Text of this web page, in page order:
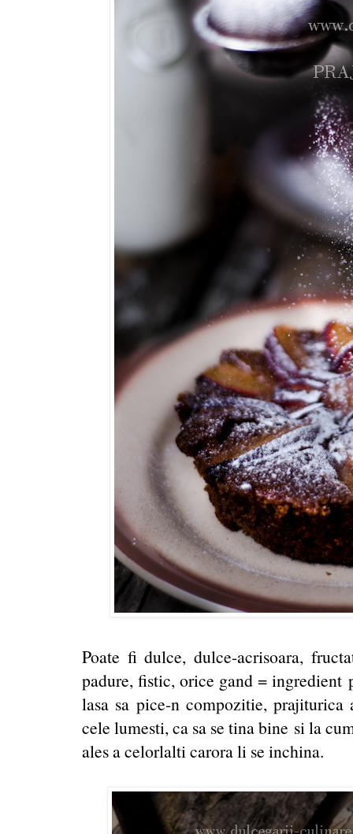
Poate fi dulce, dulce-acrisoara,
padure, fistic, orice gand = ingredient
lasa sa pice-n compozitie,
cele lumesti, ca sa se tina bine si la
ales a celorlalti carora li se inchina.